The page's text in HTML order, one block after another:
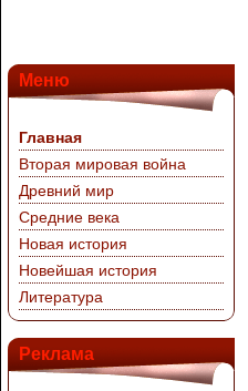
Меню
Главная
Вторая мировая война
Древний мир
Средние века
Новая история
Новейшая история
Литература
Реклама